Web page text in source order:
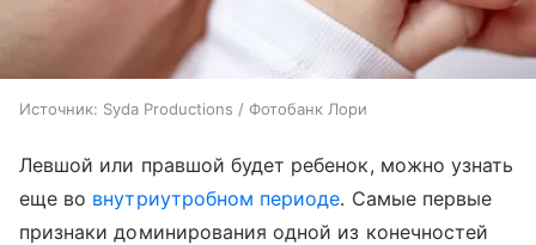
Источник: Syda Productions / Фотобанк Лори
Левшой или правшой будет ребенок, можно узнать
еще во внутриутробном периоде. Самые первые
признаки доминирования одной из конечностей